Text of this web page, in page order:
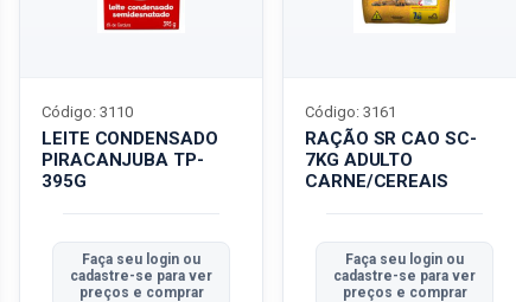
LEITE CONDENSADO
PIRACANJUBA TP-
395G
Código: 3110
Faça seu login ou
cadastre-se para ver
preços e comprar
RAÇÃO SR CAO SC-
7KG ADULTO
CARNE/CEREAIS
Código: 3161
Faça seu login ou
cadastre-se para ver
preços e comprar